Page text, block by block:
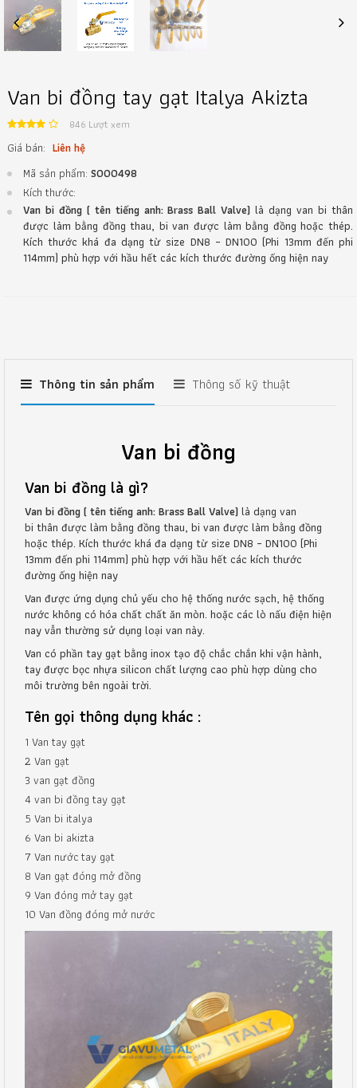
Van bi đồng tay gạt Italya Akizta
846 Lượt xem
Giá bán: Liên hệ
Mã sản phẩm: S000498
Kích thước:
Van bi đồng ( tên tiếng anh: Brass Ball Valve) là dạng van bi thân
được làm bằng đồng thau, bi van được làm bằng đồng hoặc thép.
Kích thước khá đa dạng từ size DN8 – DN100 (Phi 13mm đến phi
114mm) phù hợp với hầu hết các kích thước đường ống hiện nay
Thông tin sản phẩm Thông số kỹ thuật
Van bi đồng
Van bi đồng là gì?
Van bi đồng ( tên tiếng anh: Brass Ball Valve)là dạng van
bi thân được làm bằng đồng thau, bi van được làm bằng đồng
hoặc thép. Kích thước khá đa dạng từ size DN8 – DN100 (Phi
13mm đến phi 114mm) phù hợp với hầu hết các kích thước
đường ống hiện nay
Van được ứng dụng chủ yếu cho hệ thống nước sạch, hệ thống
nước không có hóa chất chất ăn mòn. hoặc các lò nấu điện hiện
nay vẫn thường sử dụng loại van này.
Van có phần tay gạt bằng inox tạo độ chắc chắn khi vận hành,
tay được bọc nhựa silicon chất lượng cao phù hợp dùng cho
môi trường bên ngoài trời.
Tên gọi thông dụng khác :
1 Van tay gạt
2 Van gạt
3 van gạt đồng
4 van bi đồng tay gạt
5 Van bi italya
6 Van bi akizta
7 Van nước tay gạt
8 Van gạt đóng mở đồng
9 Van đóng mở tay gạt
10 Van đồng đóng mở nước